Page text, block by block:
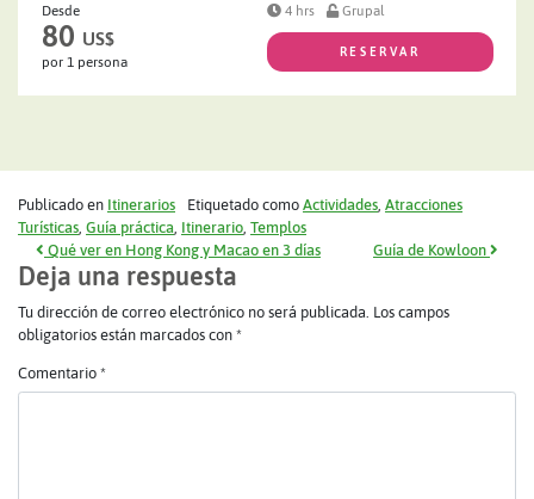
Desde
80 US$
por 1 persona
4 hrs Grupal
RESERVAR
Publicado en Itinerarios Etiquetado como Actividades, Atracciones
Turísticas, Guía práctica, Itinerario, Templos
Navegación de entradas
Qué ver en Hong Kong y Macao en 3 días Guía de Kowloon
Deja una respuesta
Tu dirección de correo electrónico no será publicada. Los campos
obligatorios están marcados con *
Comentario *